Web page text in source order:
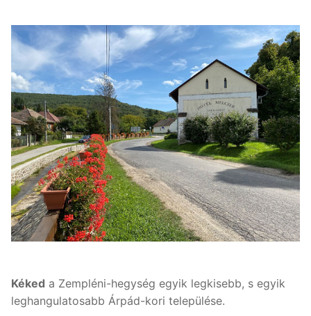
Kéked a Zempléni-hegység egyik legkisebb, s egyik
leghangulatosabb Árpád-kori települése.